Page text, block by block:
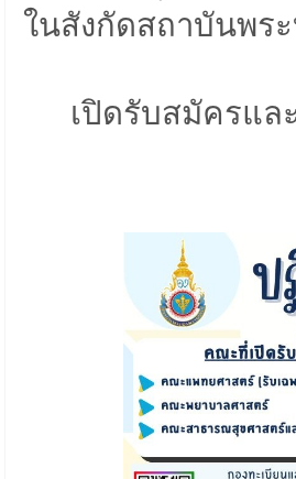
ในสังกัดสถาบันพร
เปิดรับสมัครแ